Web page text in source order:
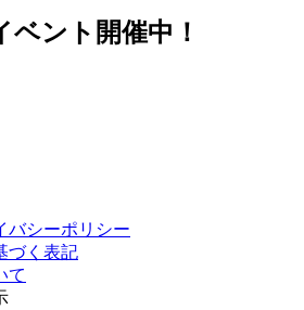
ベント開催中！
バシーポリシー
づく表記
て